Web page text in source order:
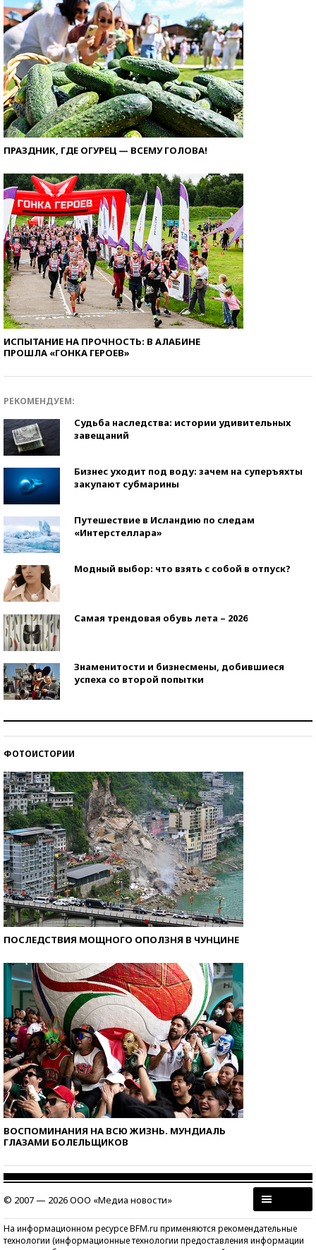
ПРАЗДНИК, ГДЕ ОГУРЕЦ — ВСЕМУ ГОЛОВА!
ИСПЫТАНИЕ НА ПРОЧНОСТЬ: В АЛАБИНЕ
ПРОШЛА «ГОНКА ГЕРОЕВ»
РЕКОМЕНДУЕМ:
Судьба наследства: истории удивительных
завещаний
Бизнес уходит под воду: зачем на суперъяхты
закупают субмарины
Путешествие в Исландию по следам
«Интерстеллара»
Модный выбор: что взять с собой в отпуск?
Самая трендовая обувь лета – 2026
Знаменитости и бизнесмены, добившиеся
успеха со второй попытки
ФОТОИСТОРИИ
ПОСЛЕДСТВИЯ МОЩНОГО ОПОЛЗНЯ В ЧУНЦИНЕ
ВОСПОМИНАНИЯ НА ВСЮ ЖИЗНЬ. МУНДИАЛЬ
ГЛАЗАМИ БОЛЕЛЬЩИКОВ
© 2007 — 2026 ООО «Медиа новости»
На информационном ресурсе BFM.ru применяются рекомендательные
технологии (информационные технологии предоставления информации